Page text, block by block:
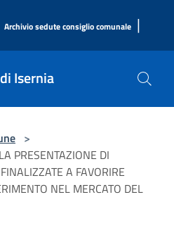
Archivio sedute consiglio comunale |
Isernia
>
PRESENTAZIONE DI
A FAVORIRE
NEL MERCATO DEL